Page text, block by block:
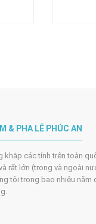
& PHA LÊ PHÚC AN
khắp các tỉnh trên toàn
rất lớn (trong và ngoài
tôi trong bao nhiêu